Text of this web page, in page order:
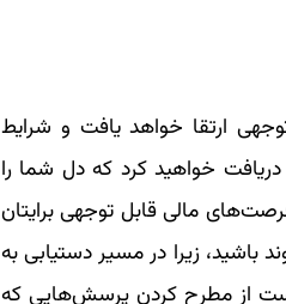
ارتقا خواهد یافت و شرایط
خواهید کرد که دل شما را
مالی قابل توجهی برایتان
زیرا در مسیر دستیابی به
از مطرح کردن پرسش‌هایی که